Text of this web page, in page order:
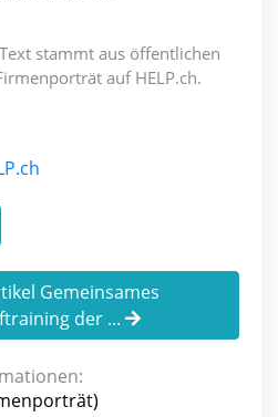
stammt aus öffentlichen
auf HELP.ch.
Gemeinsames
der ...